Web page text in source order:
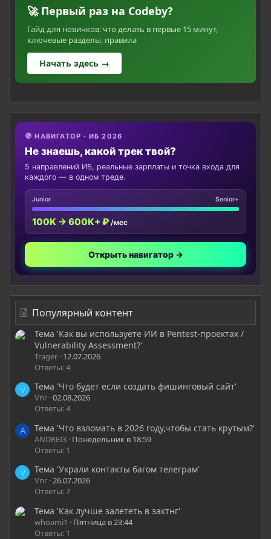
🚀 Первый раз на Codeby?
Гайд для новичков: что делать в первые 15 минут,
ключевые разделы, правила
Начать здесь →
🧭 НАВИГАТОР · ИБ 2026
Не знаешь, какой трек твой?
5 направлений ИБ, реальные зарплаты и точка входа для
каждого — в одном треде.
Junior Senior+
100K → 600K+ ₽ /мес
Открыть навигатор →
Популярный контент
Тема 'Как вы используете ИИ в Pentest-проектах /
Vulnerability Assessment?'
Trager 12.07.2026
Ответы: 4
V Тема 'Что будет если создать фишинговый сайт'
Vnr 02.08.2026
Ответы: 4
A Тема 'Что взломать в 2026 году,чтобы стать крутым?'
ANDREI3 Понедельник в 18:59
Ответы: 1
V Тема 'Украли контакты багом телеграм'
Vnr 26.07.2026
Ответы: 7
Тема 'Как лучше залететь в зактнг'
whoami1
Пятница в 23:44
Ответы: 1